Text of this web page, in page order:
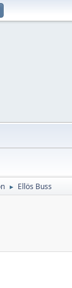
► Ellös Buss